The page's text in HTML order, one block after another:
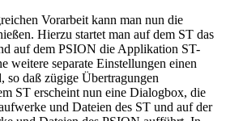
Vorarbeit kann man nun die
Hierzu startet man auf dem ST das
auf dem PSION die Applikation ST-
weitere separate Einstellungen einen
so daß zügige Übertragungen
ST erscheint nun eine Dialogbox, die
und Dateien des ST und auf der